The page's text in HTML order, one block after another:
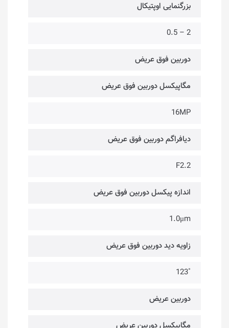
بزرگنمایی اوپتیکال
2 – 0.5
دوربین فوق عریض
مگاپیکسل دوربین فوق عریض
16MP
دیافراگم دوربین فوق عریض
F2.2
اندازه پیکسل دوربین فوق عریض
1.0μm
زاویه دید دوربین فوق عریض
˚123
دوربین عریض